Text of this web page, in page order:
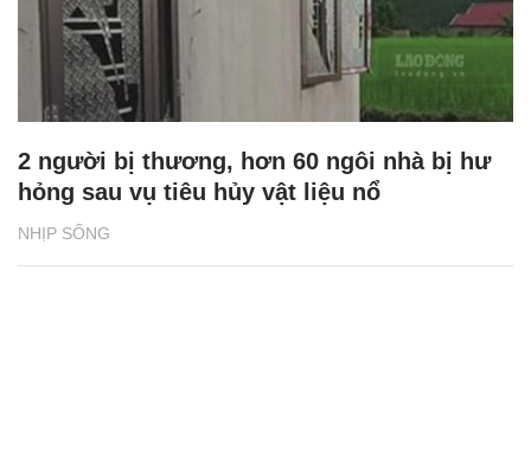
NHỊP SỐNG
2 người bị thương, hơn 60 ngôi nhà bị hư
hỏng sau vụ tiêu hủy vật liệu nổ